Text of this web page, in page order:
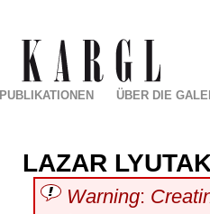
LAZAR
Warning:
PUBLIKATIONEN ÜBER DIE